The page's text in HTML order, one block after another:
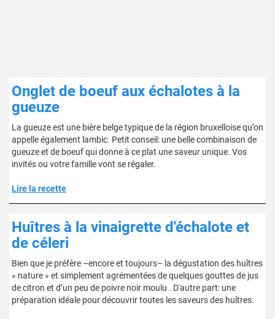
Onglet de boeuf aux échalotes à la
gueuze
La gueuze est une bière belge typique de la région bruxelloise qu’on
appelle également lambic. Petit conseil: une belle combinaison de
gueuze et de boeuf qui donne à ce plat une saveur unique. Vos
invités ou votre famille vont se régaler.
Lire la recette
Huîtres à la vinaigrette d'échalote et
de céleri
Bien que je préfère –encore et toujours– la dégustation des huîtres
« nature » et simplement agrémentées de quelques gouttes de jus
de citron et d’un peu de poivre noir moulu . D'autre part: une
préparation idéale pour découvrir toutes les saveurs des huîtres.